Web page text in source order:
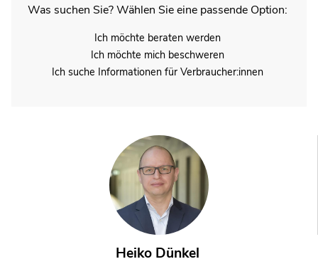
Was suchen Sie? Wählen Sie eine passende Option:
Ich möchte beraten werden
Ich möchte mich beschweren
Ich suche Informationen für Verbraucher:innen
Heiko Dünkel